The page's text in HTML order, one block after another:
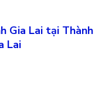
Gia Lai tại Thành
Lai